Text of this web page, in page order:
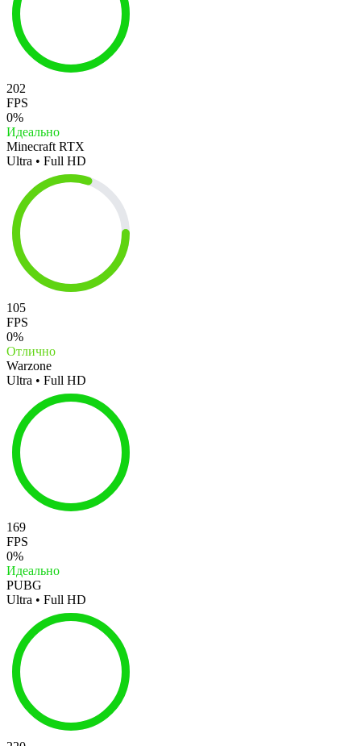
202
FPS
0%
Идеально
Minecraft RTX
Ultra • Full HD
105
FPS
0%
Отлично
Warzone
Ultra • Full HD
169
FPS
0%
Идеально
PUBG
Ultra • Full HD